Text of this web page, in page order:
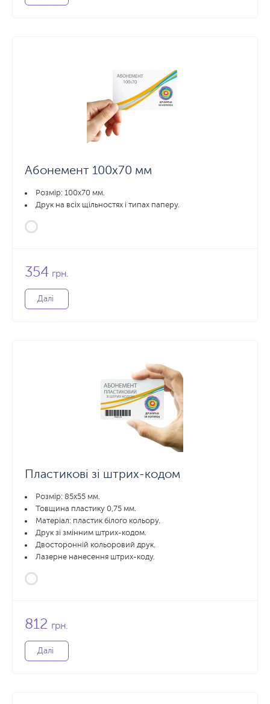
Абонемент 100х70 мм
Розмір: 100x70 мм.
Друк на всіх щільностях і типах паперу.
354 грн.
Далі
Пластикові зі штрих-кодом
Розмір: 85x55 мм.
Товщина пластику 0,75 мм.
Матеріал: пластик білого кольору.
Друк зі змінним штрих-кодом.
Двосторонній кольоровий друк.
Лазерне нанесення штрих-коду.
812 грн.
Далі